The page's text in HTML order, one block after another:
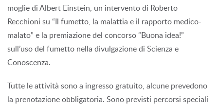
moglie di Albert Einstein, un intervento di Roberto
Recchioni su “Il fumetto, la malattia e il rapporto medico-
malato” e la premiazione del concorso “Buona idea!”
sull’uso del fumetto nella divulgazione di Scienza e
Conoscenza.
Tutte le attività sono a ingresso gratuito, alcune prevedono
la prenotazione obbligatoria. Sono previsti percorsi speciali